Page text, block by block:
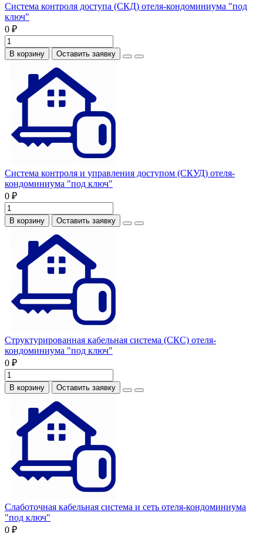
Система контроля доступа (СКД) отеля-кондоминиума "под
ключ"
0 ₽
В корзину Оставить заявку
Система контроля и управления доступом (СКУД) отеля-
кондоминиума "под ключ"
0 ₽
В корзину Оставить заявку
Структурированная кабельная система (СКС) отеля-
кондоминиума "под ключ"
0 ₽
В корзину Оставить заявку
Слаботочная кабельная система и сеть отеля-кондоминиума
"под ключ"
0 ₽